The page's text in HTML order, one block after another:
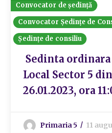
Convocator de ședință
Convocator Ședințe de
Ședințe de consiliu
Sedinta
Local Sector 5
26.01.2023, ora
Primaria 5 11